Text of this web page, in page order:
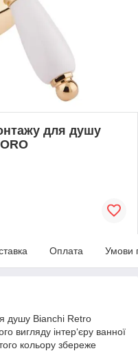
для душу
Оплата Умови
душу Bianchi Retro
вигляду інтер‘єру ванної
кольору збереже